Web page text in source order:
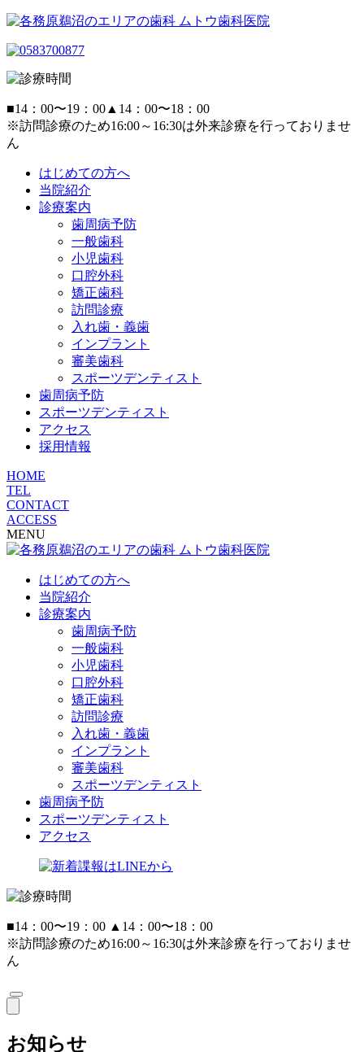
■14：00〜19：00 ▲ 14：00〜18：00
※訪問診療のため16:00～16:30は外来診療を行っておりませ
ん
はじめての方へ
当院紹介
診療案内
歯周病予防
一般歯科
小児歯科
口腔外科
矯正歯科
訪問診療
入れ歯・義歯
インプラント
審美歯科
スポーツデンティスト
歯周病予防
スポーツデンティスト
アクセス
採用情報
HOME
TEL
CONTACT
ACCESS
MENU
はじめての方へ
当院紹介
診療案内
歯周病予防
一般歯科
小児歯科
口腔外科
矯正歯科
訪問診療
入れ歯・義歯
インプラント
審美歯科
スポーツデンティスト
歯周病予防
スポーツデンティスト
アクセス
■14：00〜19：00 ▲ 14：00〜18：00
※訪問診療のため16:00～16:30は外来診療を行っておりませ
ん
お知らせ